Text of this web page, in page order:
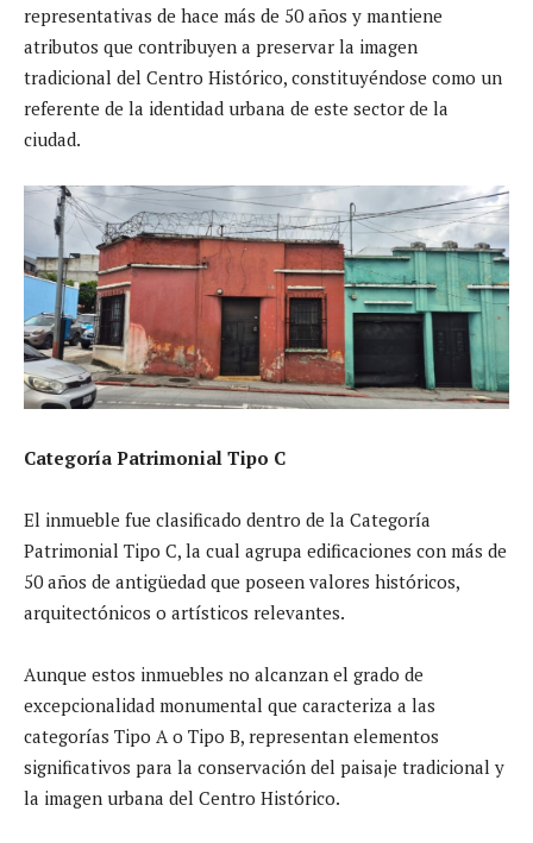
representativas de hace más de 50 años y mantiene
atributos que contribuyen a preservar la imagen
tradicional del Centro Histórico, constituyéndose como un
referente de la identidad urbana de este sector de la
ciudad.
Categoría Patrimonial Tipo C
El inmueble fue clasificado dentro de la Categoría
Patrimonial Tipo C, la cual agrupa edificaciones con más de
50 años de antigüedad que poseen valores históricos,
arquitectónicos o artísticos relevantes.
Aunque estos inmuebles no alcanzan el grado de
excepcionalidad monumental que caracteriza a las
categorías Tipo A o Tipo B, representan elementos
significativos para la conservación del paisaje tradicional y
la imagen urbana del Centro Histórico.